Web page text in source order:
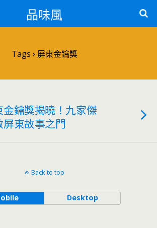
品味風
Tags › 屏東金鑰獎
鑰獎揭曉！九家傑
東故事之門
Back to top
Desktop